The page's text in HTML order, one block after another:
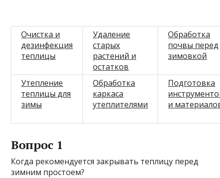
Очистка и
дезинфекция
теплицы
Удаление
старых
растений и
остатков
Обработка
почвы перед
зимовкой
Утепление
теплицы для
зимы
Обработка
каркаса
утеплителями
Подготовка
и
Вопрос 1
Когда рекомендуется закрывать теплицу перед
зимним простоем?